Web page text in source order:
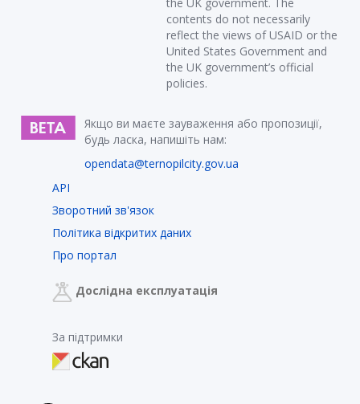
contents do not necessarily
reflect the views of USAID or the
United States Government and
the UK government’s official
policies.
Якщо ви маєте зауваження або пропозиції,
будь ласка, напишіть нам:
opendata@ternopilcity.gov.ua
API
Зворотний зв'язок
Політика відкритих даних
Про портал
Дослідна експлуатація
За підтримки